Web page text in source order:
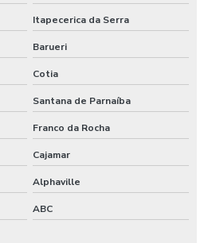
Itapecerica da Serra
Barueri
Cotia
Santana de Parnaíba
Franco da Rocha
Cajamar
Alphaville
ABC